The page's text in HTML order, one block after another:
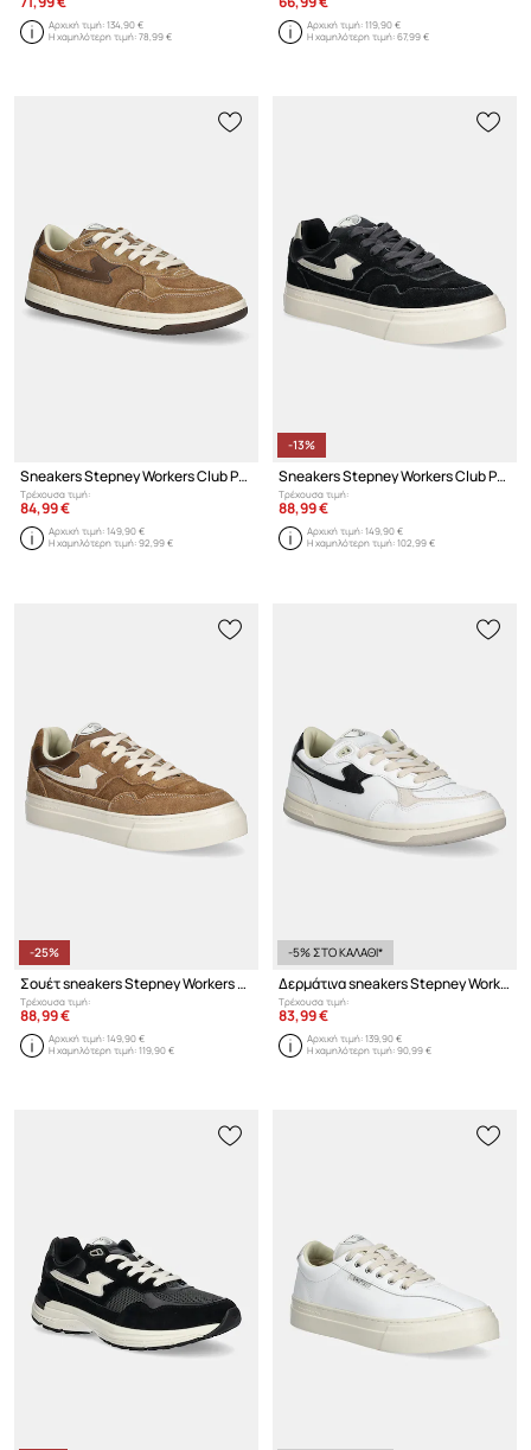
Αρχική τιμή:134,90 €
Η χαμηλότερη τιμή:78,99 €
Αρχική τιμή:119,90 €
Η χαμηλότερη τιμή:67,99 €
Sneakers Stepney Workers Club PRO CUP 01 S-STRIKE GEO-MERGED
Τρέχουσα τιμή:
84,99 €
Αρχική τιμή:149,90 €
Η χαμηλότερη τιμή:92,99 €
-13%
Sneakers Stepney Workers Club PEARL S-STRIKE GEO-MERGED
Τρέχουσα τιμή:
88,99 €
Αρχική τιμή:149,90 €
Η χαμηλότερη τιμή:102,99 €
-25%
Σουέτ sneakers Stepney Workers Club PEARL S-STRIKE GEO-MERGED
Τρέχουσα τιμή:
88,99 €
Αρχική τιμή:149,90 €
Η χαμηλότερη τιμή:119,90 €
-5% ΣΤΟ ΚΑΛΑΘΙ*
Δερμάτινα sneakers Stepney Workers Club Pro-Cup 01 S-Strike
Τρέχουσα τιμή:
83,99 €
Αρχική τιμή:139,90 €
Η χαμηλότερη τιμή:90,99 €